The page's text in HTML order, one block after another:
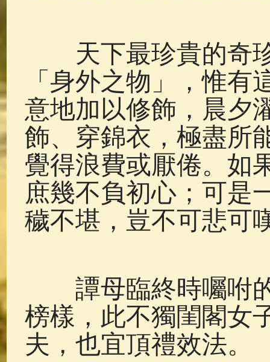
天下最珍貴的奇珍
「身外之物」，惟
意地加以修飾，晨夕
飾、穿錦衣，極盡所
覺得浪費或厭倦。如
庶幾不負初心；可是
穢不堪，豈不可悲可
譚母臨終時囑咐的
榜樣，此不獨閨閣女
夫，也宜頂禮效法。